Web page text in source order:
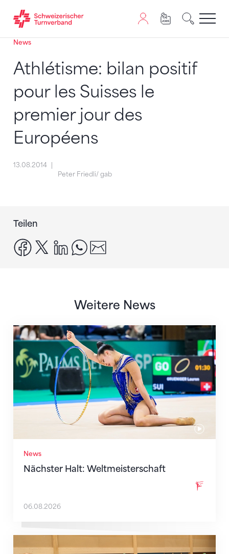
Zum Inhalt springen
Zur Sitemap navigieren
Zum Navigieren dieser Seite wird JavaScript benötigt.
News
Athlétisme: bilan positif
pour les Suisses le
premier jour des
Européens
13.08.2014
Peter Friedli/ gab
Teilen
facebook
x linkedinwhatsapp
Weitere News
News
Nächster Halt: Weltmeisterschaft
Nächster Halt: Weltmeisterschaft
06.08.2026
Mit klaren Zielen nach Zagreb